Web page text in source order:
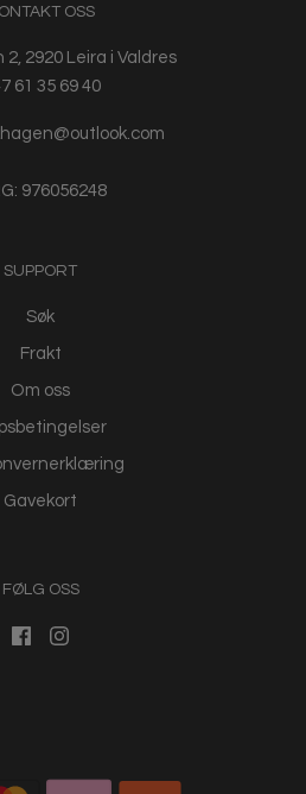
OSS
2920 Leira i Valdres
61 35 69 40
976056248
SUPPORT
Søk
Frakt
Om oss
Gavekort
FØLG OSS